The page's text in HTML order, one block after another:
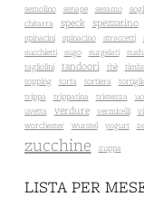
semolino
senape sesamo
chitarra
speck spezzatino
spinacini
spinacino straccetti
succhietti
sugo surgelati sushi
tagliolini tandoori thè
topping torta tortiera
trippa
trippatina tristezza
uvetta
verdure vermicelli
worchester
wurstel yogurt
zucchine zuppa
LISTA PER